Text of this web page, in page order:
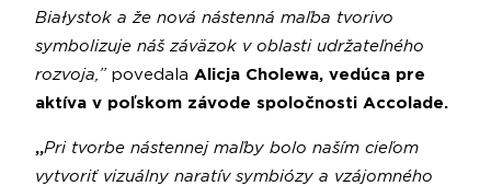
Białystok a že nová nástenná maľba tvorivo
symbolizuje náš záväzok v oblasti udržateľného
rozvoja,” povedala Alicja Cholewa, vedúca pre
aktíva v poľskom závode spoločnosti Accolade.
„Pri tvorbe nástennej maľby bolo naším cieľom
vytvoriť vizuálny naratív symbiózy a vzájomného